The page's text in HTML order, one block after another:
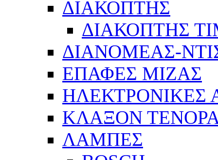
ΔΙΑΚΟΠΤΗΣ
ΔΙΑΚΟΠΤΗΣ
ΔΙΑΝΟΜΕΑΣ-
ΕΠΑΦΕΣ ΜΙΖΑΣ
ΗΛΕΚΤΡΟΝΙΚΕΣ
ΚΛΑΞΟΝ
ΛΑΜΠΕΣ